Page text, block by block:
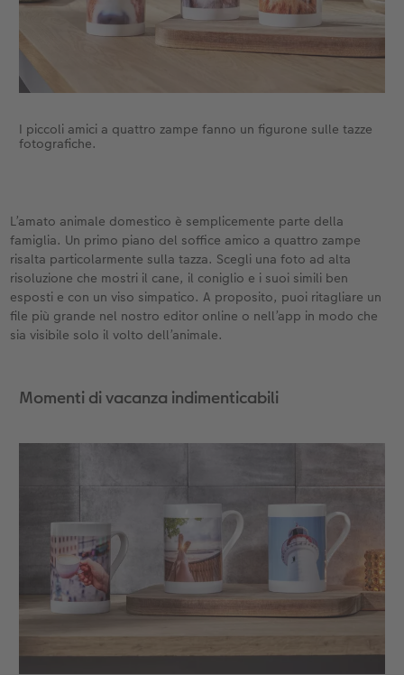
I piccoli amici a quattro zampe fanno un figurone sulle tazze
fotografiche.
L’amato animale domestico è semplicemente parte della
famiglia. Un primo piano del soffice amico a quattro zampe
risalta particolarmente sulla tazza. Scegli una foto ad alta
risoluzione che mostri il cane, il coniglio e i suoi simili ben
esposti e con un viso simpatico. A proposito, puoi ritagliare un
file più grande nel nostro editor online o nell’app in modo che
sia visibile solo il volto dell’animale.
Momenti di vacanza indimenticabili